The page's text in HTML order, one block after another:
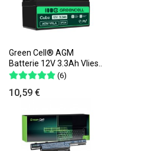
Green Cell® AGM
Batterie 12V 3.3Ah Vlies..
(6)
10,59 €